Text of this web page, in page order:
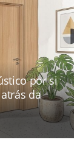
por si
da